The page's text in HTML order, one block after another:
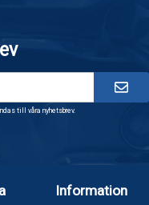
till våra nyhetsbrev.
Information